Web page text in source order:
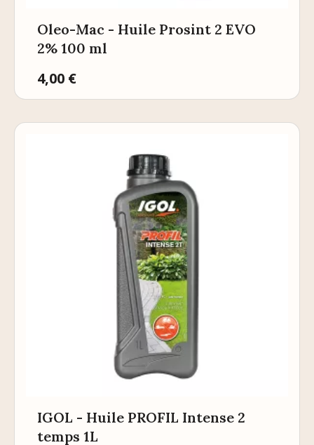
Oleo-Mac - Huile Prosint 2 EVO
2% 100 ml
Prix
4,00 €
IGOL - Huile PROFIL Intense 2
temps 1L